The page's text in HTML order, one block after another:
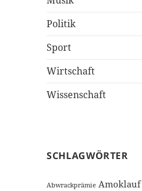
Politik
Sport
Wirtschaft
Wissenschaft
SCHLAGWÖRTER
Abwrackprämie Amoklauf